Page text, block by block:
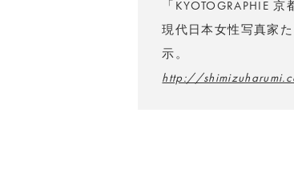
「KYOTOGRAPHIE
現代日本女性写真家
示。
http://